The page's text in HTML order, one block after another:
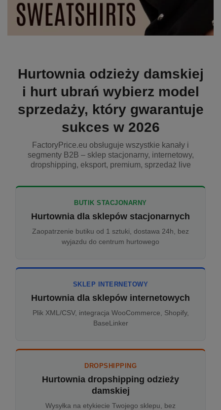
Hurtownia odzieży damskiej
i hurt ubrań wybierz model
sprzedaży, który gwarantuje
sukces w 2026
FactoryPrice.eu obsługuje wszystkie kanały i
segmenty B2B – sklep stacjonarny, internetowy,
dropshipping, eksport, premium, sprzedaż live
BUTIK STACJONARNY
Hurtownia dla sklepów stacjonarnych
Zaopatrzenie butiku od 1 sztuki, dostawa 24h, bez
wyjazdu do centrum hurtowego
SKLEP INTERNETOWY
Hurtownia dla sklepów internetowych
Plik XML/CSV, integracja WooCommerce, Shopify,
BaseLinker
DROPSHIPPING
Hurtownia dropshipping odzieży
damskiej
Wysyłka na etykiecie Twojego sklepu, bez